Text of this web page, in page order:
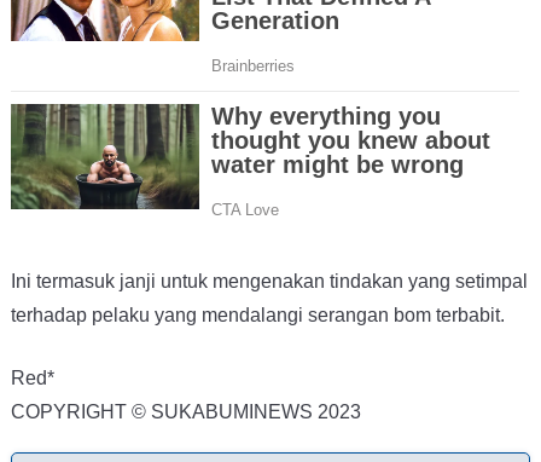
Ini termasuk janji untuk mengenakan tindakan yang setimpal
terhadap pelaku yang mendalangi serangan bom terbabit.
Red*
COPYRIGHT © SUKABUMINEWS 2023